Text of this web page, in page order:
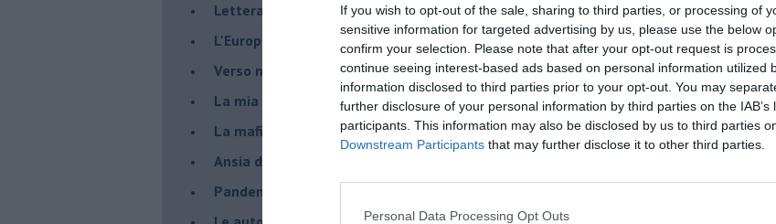
If you wish to opt-out of the sale, sharing to third parties, or processing of
sensitive information for targeted advertising by us, please use the below
confirm your selection. Please note that after your opt-out request is
continue seeing interest-based ads based on personal information utilized
information disclosed to third parties prior to your opt-out. You may
further disclosure of your personal information by third parties on the IAB’s
participants. This information may also be disclosed by us to third parties
Downstream Participants that may further disclose it to other third parties.
Personal Data Processing Opt Outs
Lettera al Presidente Draghi
L'Europa non regge il confronto con USA, Russia e Cina
Verso nuovi modelli economici postpandemia
​La mia generazione... Quella dell'alluvione 1966
​La mafia sanitaria ai tempi del covid
Ansia da Covid
Pandemia e modello neoliberista